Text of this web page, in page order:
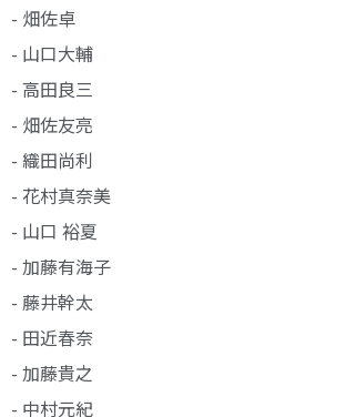
- 畑佐卓
- 山口大輔
- 高田良三
- 畑佐友亮
- 織田尚利
- 花村真奈美
- 山口 裕夏
- 加藤有海子
- 藤井幹太
- 田近春奈
- 加藤貴之
- 中村元紀